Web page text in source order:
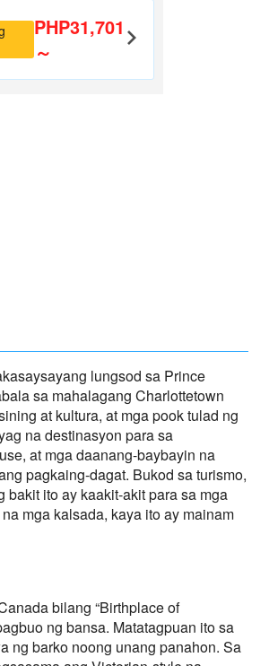
PHP31,701
～
lungsod sa Prince
sa mahalagang Charlottetown
at kultura, at mga pook tulad ng
na destinasyon para sa
at mga daanang-baybayin na
pagkaing-dagat. Bukod sa turismo,
ito ay kaakit-akit para sa mga
mga kalsada, kaya ito ay mainam
bilang “Birthplace of
ng bansa. Matatagpuan ito sa
ng barko noong unang panahon. Sa